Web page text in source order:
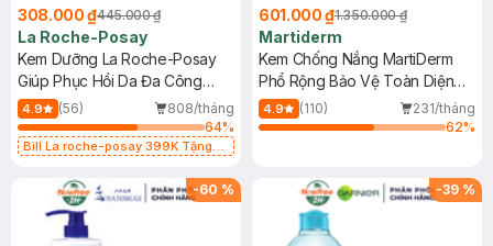
308.000 ₫445.000 ₫
La Roche-Posay
Kem Dưỡng La Roche-Posay
Giúp Phục Hồi Da Đa Công
Dụng 40ml
4.9 (56)
808/tháng
64%
Bill La roche-posay 399K Tặng
(SL có hạn)
601.000 ₫1.350.000 ₫
Martiderm
Kem Chống Nắng MartiDerm
Phổ Rộng Bảo Vệ Toàn Diện
40ml
4.9 (110)
231/tháng
62%
-60 % -39 %